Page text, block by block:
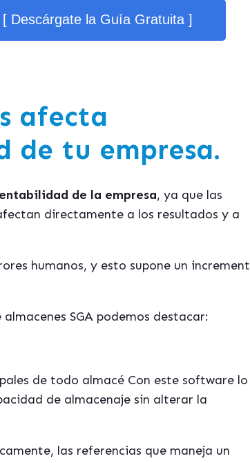
Descárgate la Guía Gratuita ]
afecta
de tu empresa.
de la empresa, ya que las
directamente a los resultados y a
humanos, y esto supone un increment
SGA podemos destacar:
de todo almacé Con este software lo
de almacenaje sin alterar la
las referencias que maneja un